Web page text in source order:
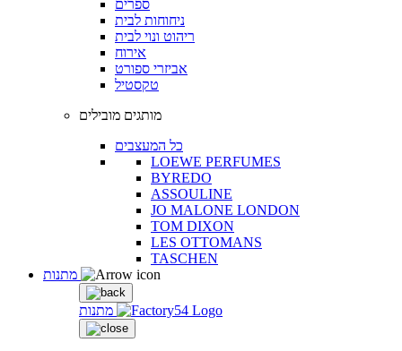
ספרים
ניחוחות לבית
ריהוט ונוי לבית
אירוח
אביזרי ספורט
טקסטיל
מותגים מובילים
כל המעצבים
LOEWE PERFUMES
BYREDO
ASSOULINE
JO MALONE LONDON
TOM DIXON
LES OTTOMANS
TASCHEN
מתנות